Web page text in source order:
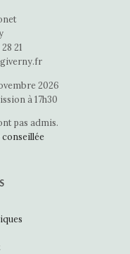
21
2026
à 17h30
pas admis.
conseillée